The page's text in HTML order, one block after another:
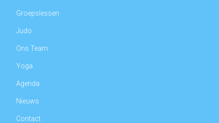
Groepslessen
Judo
Ons Team
Yoga
Agenda
Nieuws
Contact